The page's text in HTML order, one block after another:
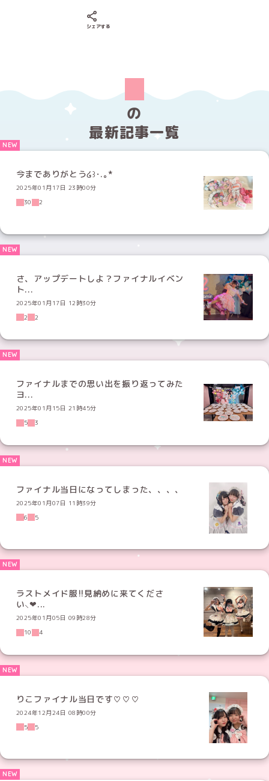
シェアする
の
最新記事一覧
今までありがとう໒꒱･.｡*
2025年01月17日 23時00分
30
2
さ、アップデートしよ？ファイナルイベン
ト...
2025年01月17日 12時30分
2
2
ファイナルまでの思い出を振り返ってみた
ヨ...
2025年01月15日 21時45分
5
3
ファイナル当日になってしまった、、、、
2025年01月07日 11時39分
6
5
ラストメイド服!!見納めに来てくださ
い⸜❤...
2025年01月05日 09時28分
10
4
りこファイナル当日です♡♡♡
2024年12月24日 08時00分
5
5